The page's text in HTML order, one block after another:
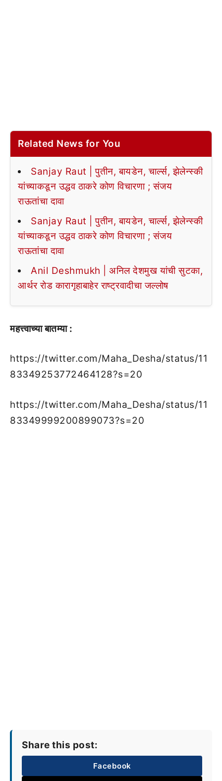
Related News for You
Sanjay Raut | पुतीन, बायडेन, चार्ल्स, झेलेन्स्की
यांच्याकडून उद्धव ठाकरे कोण विचारणा ; संजय
राऊतांचा दावा
Sanjay Raut | पुतीन, बायडेन, चार्ल्स, झेलेन्स्की
यांच्याकडून उद्धव ठाकरे कोण विचारणा ; संजय
राऊतांचा दावा
Anil Deshmukh | अनिल देशमुख यांची सुटका,
आर्थर रोड कारागृहाबाहेर राष्ट्रवादीचा जल्लोष
महत्त्वाच्या बातम्या :
https://twitter.com/Maha_Desha/status/11
83349253772464128?s=20
https://twitter.com/Maha_Desha/status/11
83349999200899073?s=20
Share this post:
Facebook